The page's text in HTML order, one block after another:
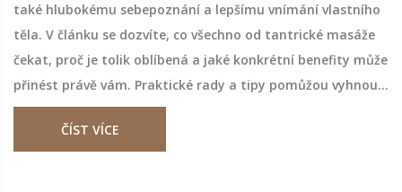
také hlubokému sebepoznání a lepšímu vnímání vlastního
těla. V článku se dozvíte, co všechno od tantrické masáže
čekat, proč je tolik oblíbená a jaké konkrétní benefity může
přinést právě vám. Praktické rady a tipy pomůžou vyhnout
se zklamání a užít si masáž naplno. Pochopíte rozdíl mezi
klasickou a tantrickou masáží. Možná vás překvapí, jak
ČÍST VÍCE